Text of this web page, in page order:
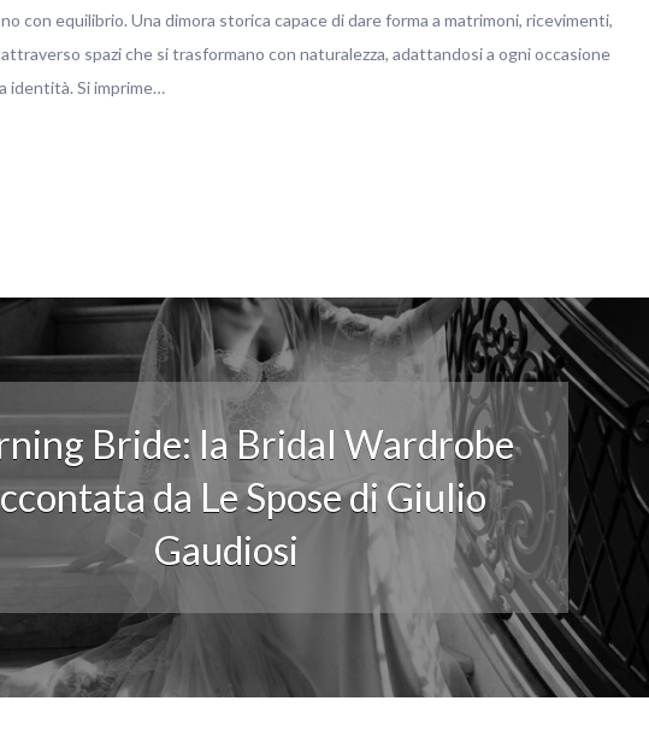
con equilibrio. Una dimora storica capace di dare forma a matrimoni, ricevimenti,
spazi che si trasformano con naturalezza, adattandosi a ogni occasione
identità. Si imprime…
Bride: la Bridal Wardrobe
da Le Spose di Giulio
Gaudiosi